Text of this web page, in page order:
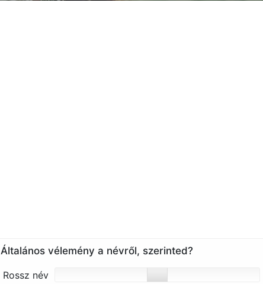
Általános vélemény a névről, szerinted?
Rossz név